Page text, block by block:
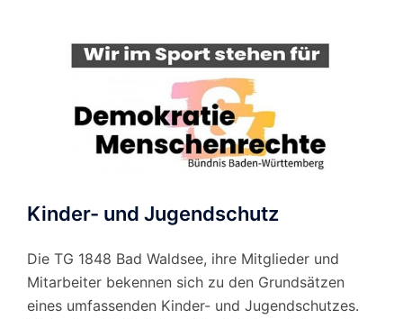
Kinder- und Jugendschutz
Die TG 1848 Bad Waldsee, ihre Mitglieder und
Mitarbeiter bekennen sich zu den Grundsätzen
eines umfassenden Kinder- und Jugendschutzes.